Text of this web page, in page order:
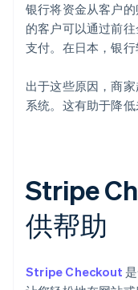
银行将资金从客户
的客户可以通过前
支付。在日本，银行
出于这些原因，商
系统。这有助于降低
Stripe
供帮助
Stripe Checkout